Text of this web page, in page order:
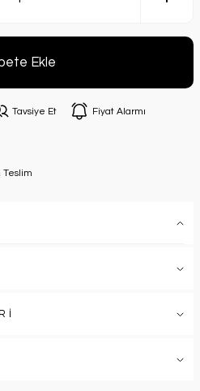
Ekle
Tavsiye Et Fiyat Alarmı
Teslim